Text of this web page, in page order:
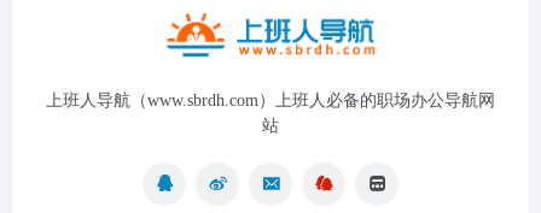
上班人导航（www.sbrdh.com）上班人必备的职场办公导航网
站